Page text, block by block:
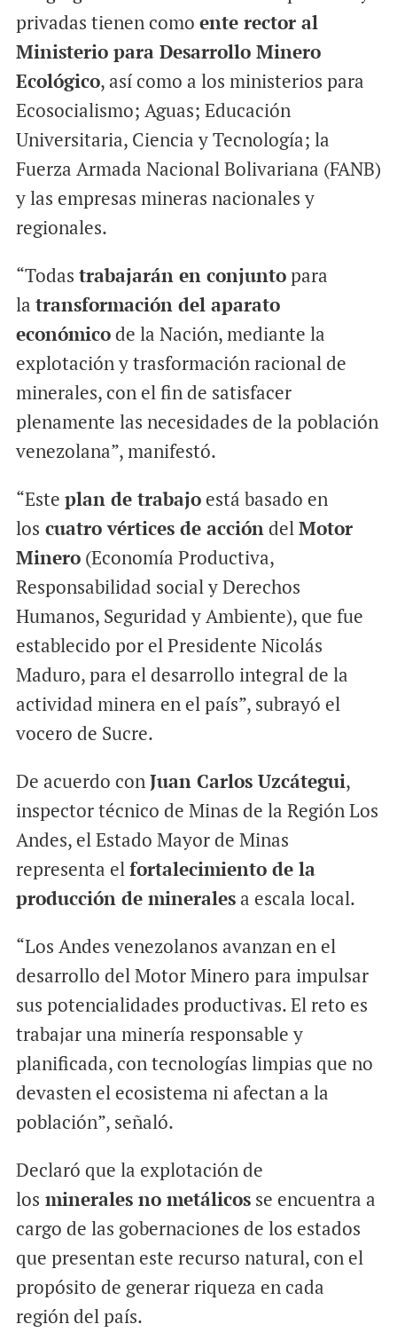
privadas tienen como ente rector al
Ministerio para Desarrollo Minero
Ecológico, así como a los ministerios para
Ecosocialismo; Aguas; Educación
Universitaria, Ciencia y Tecnología; la
Fuerza Armada Nacional Bolivariana (FANB)
y las empresas mineras nacionales y
regionales.
“Todas trabajarán en conjuntopara
la transformación del aparato
económicode la Nación, mediante la
explotación y trasformación racional de
minerales, con el fin de satisfacer
plenamente las necesidades de la población
venezolana”, manifestó.
“Este plan de trabajoestá basado en
los cuatro vértices de accióndelMotor
Minero(Economía Productiva,
Responsabilidad social y Derechos
Humanos, Seguridad y Ambiente), que fue
establecido por el Presidente Nicolás
Maduro, para el desarrollo integral de la
actividad minera en el país”, subrayó el
vocero de Sucre.
De acuerdo conJuan Carlos Uzcátegui,
inspector técnico de Minas de la Región Los
Andes, el Estado Mayor de Minas
representa elfortalecimiento de la
producción de mineralesa escala local.
“Los Andes venezolanos avanzan en el
desarrollo del Motor Minero para impulsar
sus potencialidades productivas. El reto es
trabajar una minería responsable y
planificada, con tecnologías limpias que no
devasten el ecosistema ni afectan a la
población”, señaló.
Declaró que la explotación de
los minerales no metálicosse encuentra a
cargo de las gobernaciones de los estados
que presentan este recurso natural, con el
propósito de generar riqueza en cada
región del país.